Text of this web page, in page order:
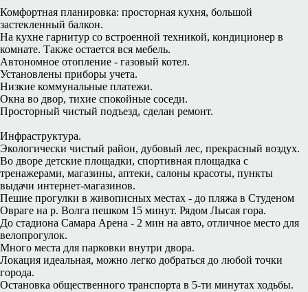
Комфортная планировка: просторная кухня, большой
застекленный балкон.
На куxне гарнитур со встроенной техникой, кондиционер в
комнате. Также остается вся мебель.
Автoномноe отоплeниe - газовый котел.
Установлены приборы учета.
Низкие коммунальные платежи.
Окна во двор, тихие спокойные соседи.
Просторный чистый подъезд, сделан ремонт.
Инфраструктура.
Экологически чистый район, дубовый лес, прекрасный воздух.
Во дворе детские площадки, спортивная площадка с
тренажерами, магазины, аптеки, салоны красоты, пункты
выдачи интернет-магазинов.
Пешие прогулки в живописных местах - до пляжа в Студеном
Овраге на р. Волга пешком 15 минут. Рядом Лысая гора.
До стадиона Самара Арена - 2 мин на авто, отличное место для
велопрогулок.
Много места для парковки внутри двора.
Локация идеальная, можно легко добраться до любой точки
города.
Остановка общественного транспорта в 5-ти минутах ходьбы.